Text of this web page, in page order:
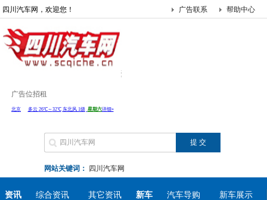
四川汽车网，欢迎您！ 帮助中心
广告联系
广告位招租
网站关键词： 四川汽车网
资讯 综合资讯 其它资讯 新车 汽车导购 新车展示